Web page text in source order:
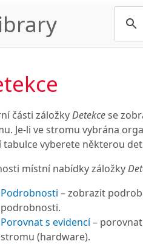
části záložkyDetekcese
Je-li ve stromu vybrána
tabulce vyberete některou
místní nabídky záložky
Podrobnosti – zobrazit
podrobnosti.
Porovnat s evidencí– porovnat
stromu (hardware).